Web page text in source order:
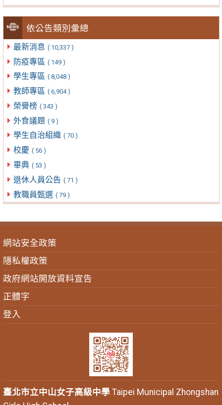
依公告類別彙總
最新消息 ( 10,337 )
防疫專區 ( 149 )
學生專區 ( 8,048 )
教師專區 ( 6,904 )
榮譽榜 ( 343 )
外食議題 ( 9 )
學生自治組織 ( 70 )
校慶 ( 56 )
畢典 ( 53 )
退休人員公告 ( 71 )
教職員甄選 ( 79 )
網站安全政策
隱私權政策
政府網站開放資料宣告
正體字
登入
臺北市立中山女子高級中學Taipei Municipal Zhongshan